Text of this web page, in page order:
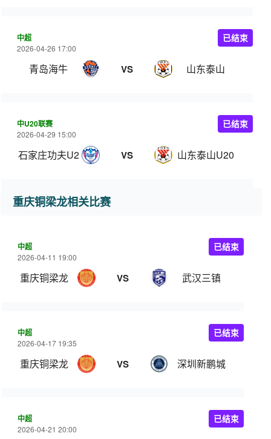
中超
2026-04-26 17:00
青岛海牛 VS 山东泰山
已结束
中U20联赛
2026-04-29 15:00
石家庄功夫U20 VS 山东泰山U20
已结束
重庆铜梁龙相关比赛
中超
2026-04-11 19:00
重庆铜梁龙 VS 武汉三镇
已结束
中超
2026-04-17 19:35
重庆铜梁龙 VS 深圳新鹏城
已结束
中超
2026-04-21 20:00
已结束